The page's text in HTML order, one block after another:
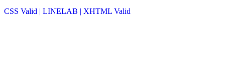
CSS Valid | LINELAB | XHTML Valid